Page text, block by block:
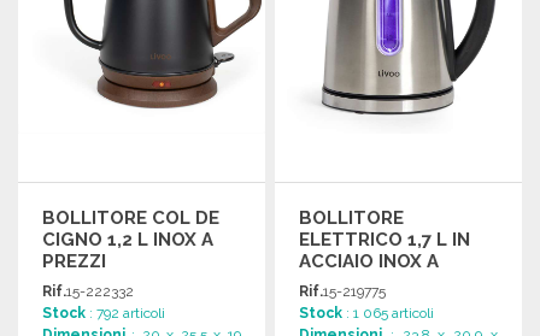
BOLLITORE COL DE
CIGNO 1,2 L INOX A
PREZZI
ALL'INGROSSO
Rif.15-222332
Stock : 792 articoli
BOLLITORE
ELETTRICO 1,7 L IN
ACCIAIO INOX A
PREZZI
ALL'INGROSSO
Rif.15-219775
Stock : 1 065 articoli